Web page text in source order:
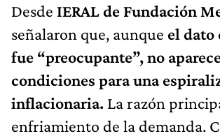
Desde IERAL de Fundación
señalaron que, aunque el dato
fue “preocupante”,no
condiciones para una
inflacionaria. La razón
enfriamiento de la demanda.